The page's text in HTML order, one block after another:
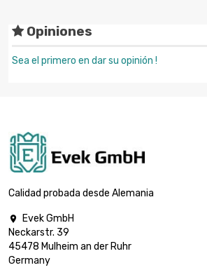
Opiniones
Sea el primero en dar su opinión !
Calidad probada desde Alemania

Evek GmbH
Neckarstr. 39
45478 Mulheim an der Ruhr
Germany